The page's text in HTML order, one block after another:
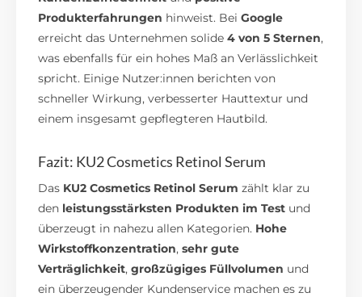
Produkterfahrungen hinweist. BeiGoogle
erreicht das Unternehmen solide4 von 5 Sternen,
was ebenfalls für ein hohes Maß an Verlässlichkeit
spricht. Einige Nutzer:innen berichten von
schneller Wirkung, verbesserter Hauttextur und
einem insgesamt gepflegteren Hautbild.
Fazit: KU2 Cosmetics Retinol Serum
Das KU2 Cosmetics Retinol Serum zählt klar zu
den leistungsstärksten Produkten im Test und
überzeugt in nahezu allen Kategorien. Hohe
Wirkstoffkonzentration,sehr gute
Verträglichkeit,großzügiges Füllvolumen und
ein überzeugender Kundenservice machen es zu